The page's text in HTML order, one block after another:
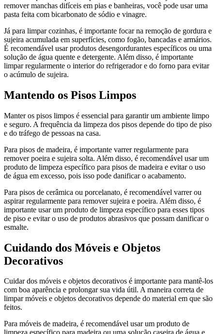
remover manchas difíceis em pias e banheiras, você pode usar uma
pasta feita com bicarbonato de sódio e vinagre.
Já para limpar cozinhas, é importante focar na remoção de gordura e
sujeira acumulada em superfícies, como fogão, bancadas e armários.
É recomendável usar produtos desengordurantes específicos ou uma
solução de água quente e detergente. Além disso, é importante
limpar regularmente o interior do refrigerador e do forno para evitar
o acúmulo de sujeira.
Mantendo os Pisos Limpos
Manter os pisos limpos é essencial para garantir um ambiente limpo
e seguro. A frequência da limpeza dos pisos depende do tipo de piso
e do tráfego de pessoas na casa.
Para pisos de madeira, é importante varrer regularmente para
remover poeira e sujeira solta. Além disso, é recomendável usar um
produto de limpeza específico para pisos de madeira e evitar o uso
de água em excesso, pois isso pode danificar o acabamento.
Para pisos de cerâmica ou porcelanato, é recomendável varrer ou
aspirar regularmente para remover sujeira e poeira. Além disso, é
importante usar um produto de limpeza específico para esses tipos
de piso e evitar o uso de produtos abrasivos que possam danificar o
esmalte.
Cuidando dos Móveis e Objetos
Decorativos
Cuidar dos móveis e objetos decorativos é importante para mantê-los
com boa aparência e prolongar sua vida útil. A maneira correta de
limpar móveis e objetos decorativos depende do material em que são
feitos.
Para móveis de madeira, é recomendável usar um produto de